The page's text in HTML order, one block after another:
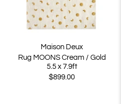
Maison Deux
Rug MOONS Cream / Gold
5.5 x 7.9ft
$899.00